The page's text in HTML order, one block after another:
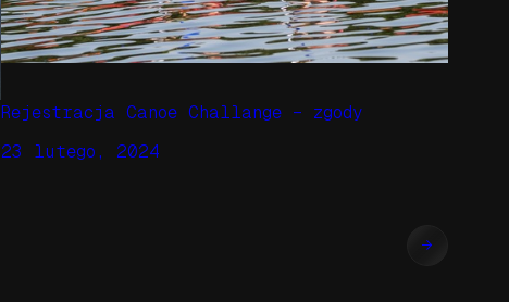
Rejestracja Canoe Challange – zgody
23 lutego, 2024
→